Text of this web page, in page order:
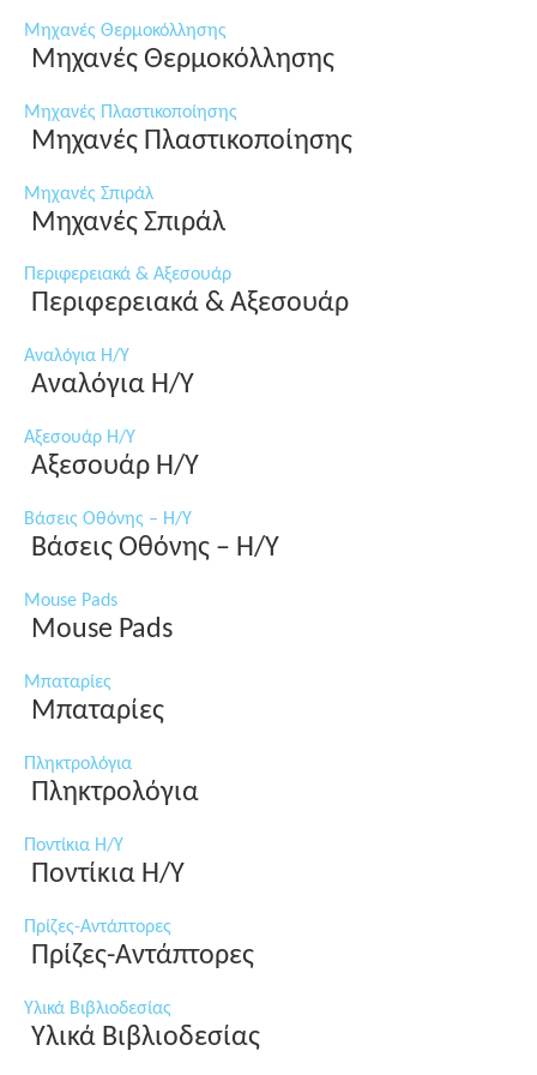
Μηχανές Θερμοκόλλησης
Μηχανές Θερμοκόλλησης
Μηχανές Πλαστικοποίησης
Μηχανές Πλαστικοποίησης
Μηχανές Σπιράλ
Μηχανές Σπιράλ
Περιφερειακά & Αξεσουάρ
Περιφερειακά & Αξεσουάρ
Αναλόγια Η/Υ
Αναλόγια Η/Υ
Αξεσουάρ Η/Υ
Αξεσουάρ Η/Υ
Βάσεις Οθόνης – Η/Υ
Βάσεις Οθόνης – Η/Υ
Mouse Pads
Mouse Pads
Μπαταρίες
Μπαταρίες
Πληκτρολόγια
Πληκτρολόγια
Ποντίκια Η/Υ
Ποντίκια Η/Υ
Πρίζες-Αντάπτορες
Πρίζες-Αντάπτορες
Υλικά Βιβλιοδεσίας
Υλικά Βιβλιοδεσίας